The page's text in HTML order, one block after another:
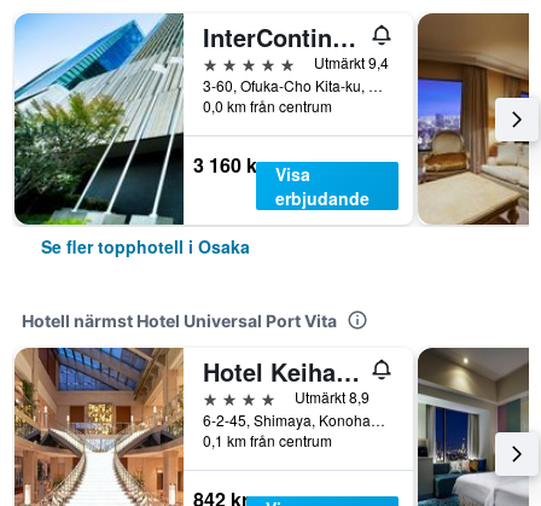
InterContinental Osaka by IHG
5 stjärnor
Utmärkt 9,4
3-60, Ofuka-Cho Kita-ku, Osaka, Japan
0,0 km från centrum
3 160 kr Visa
erbjudande
Se fler topphotell i Osaka
Hotell närmst Hotel Universal Port Vita
Hotel Keihan Universal Tower
4 stjärnor
Utmärkt 8,9
6-2-45, Shimaya, Konohana-ku, Osaka, Japan
0,1 km från centrum
842 kr